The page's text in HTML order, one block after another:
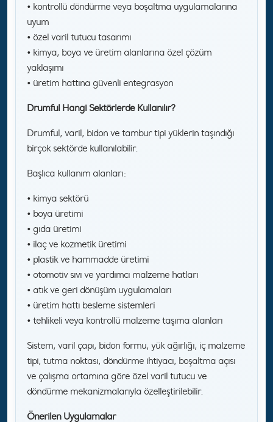
• kontrollü döndürme veya boşaltma uygulamalarına
uyum
• özel varil tutucu tasarımı
• kimya, boya ve üretim alanlarına özel çözüm
yaklaşımı
• üretim hattına güvenli entegrasyon
Drumful Hangi Sektörlerde Kullanılır?
Drumful, varil, bidon ve tambur tipi yüklerin taşındığı
birçok sektörde kullanılabilir.
Başlıca kullanım alanları:
• kimya sektörü
• boya üretimi
• gıda üretimi
• ilaç ve kozmetik üretimi
• plastik ve hammadde üretimi
• otomotiv sıvı ve yardımcı malzeme hatları
• atık ve geri dönüşüm uygulamaları
• üretim hattı besleme sistemleri
• tehlikeli veya kontrollü malzeme taşıma alanları
Sistem, varil çapı, bidon formu, yük ağırlığı, iç malzeme
tipi, tutma noktası, döndürme ihtiyacı, boşaltma açısı
ve çalışma ortamına göre özel varil tutucu ve
döndürme mekanizmalarıyla özelleştirilebilir.
Önerilen Uygulamalar